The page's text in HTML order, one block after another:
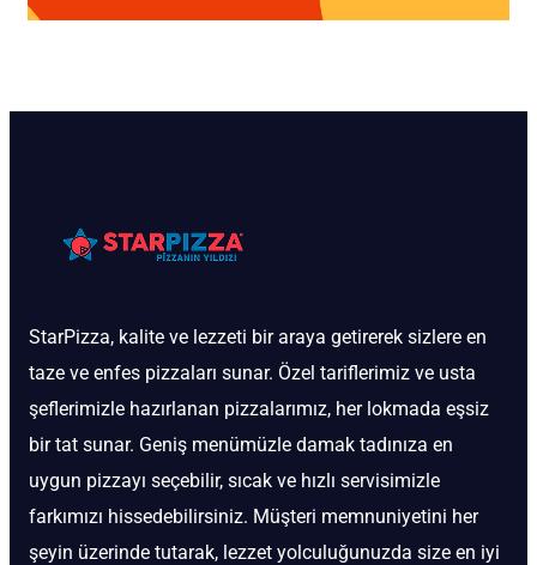
StarPizza, kalite ve lezzeti bir araya getirerek sizlere en
taze ve enfes pizzaları sunar. Özel tariflerimiz ve usta
şeflerimizle hazırlanan pizzalarımız, her lokmada eşsiz
bir tat sunar. Geniş menümüzle damak tadınıza en
uygun pizzayı seçebilir, sıcak ve hızlı servisimizle
farkımızı hissedebilirsiniz. Müşteri memnuniyetini her
şeyin üzerinde tutarak, lezzet yolculuğunuzda size en iyi